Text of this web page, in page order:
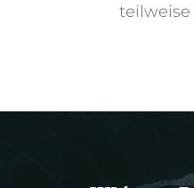
teilweise